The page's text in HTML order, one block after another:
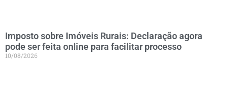
Imposto sobre Imóveis Rurais: Declaração agora
pode ser feita online para facilitar processo
10/08/2026